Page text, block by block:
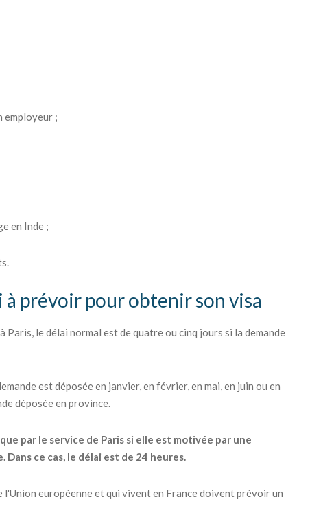
employeur ;
en Inde ;
à prévoir pour obtenir son visa
Paris, le délai normal est de quatre ou cinq jours si la demande
est déposée en janvier, en février, en mai, en juin ou en
déposée en province.
par le service de Paris si elle est motivée par une
ce cas, le délai est de 24 heures.
européenne et qui vivent en France doivent prévoir un